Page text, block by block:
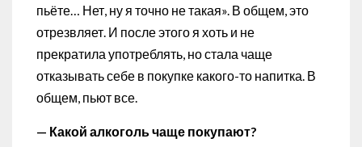
пьёте… Нет, ну я точно не такая». В общем, это
отрезвляет. И после этого я хоть и не
прекратила употреблять, но стала чаще
отказывать себе в покупке какого-то напитка. В
общем, пьют все.
— Какой алкоголь чаще покупают?